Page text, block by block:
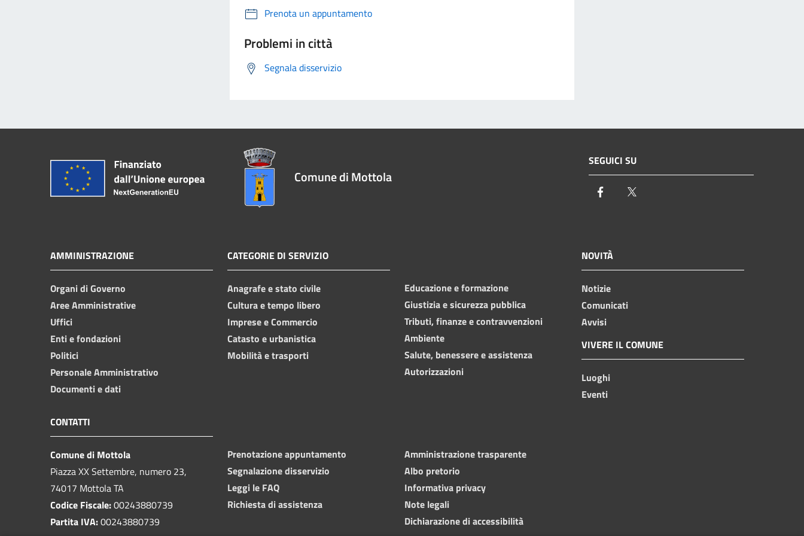
Prenota un appuntamento
Problemi in città
Segnala disservizio
Comune di Mottola
SEGUICI SU
Facebook
AMMINISTRAZIONE
Organi di Governo
Aree Amministrative
Uffici
Enti e fondazioni
Politici
Personale Amministrativo
Documenti e dati
CATEGORIE DI SERVIZIO
Anagrafe e stato civile
Cultura e tempo libero
Imprese e Commercio
Catasto e urbanistica
Mobilità e trasporti
Educazione e formazione
Giustizia e sicurezza pubblica
Tributi, finanze e contravvenzioni
Ambiente
Salute, benessere e assistenza
Autorizzazioni
NOVITÀ
Notizie
Comunicati
Avvisi
VIVERE IL COMUNE
Luoghi
Eventi
CONTATTI
Comune di Mottola
Piazza XX Settembre, numero 23,
74017 Mottola TA
Codice Fiscale:00243880739
Partita IVA:00243880739
Prenotazione appuntamento
Segnalazione disservizio
Leggi le FAQ
Richiesta di assistenza
Amministrazione trasparente
Albo pretorio
Informativa privacy
Note legali
Dichiarazione di accessibilità